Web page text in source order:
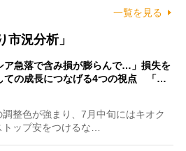
一覧を見る
市況分析」
ア急落で含み損が膨らんで…」損失を
ての成長につなげる4つの視点 「…
整色が強まり、7月中旬にはキオク
トップ安をつけるな…